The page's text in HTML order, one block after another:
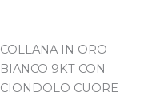
COLLANA IN ORO
BIANCO 9KT CON
CIONDOLO CUORE